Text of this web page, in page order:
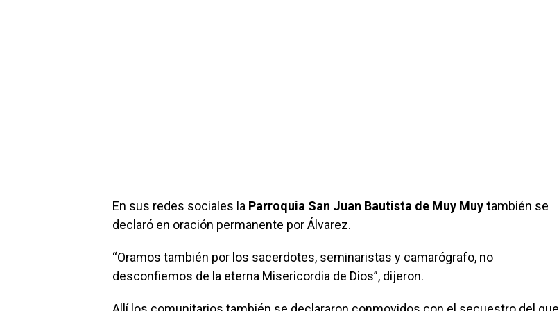
En sus redes sociales la Parroquia San Juan Bautista de Muy Muy también se
declaró en oración permanente por Álvarez.
“Oramos también por los sacerdotes, seminaristas y camarógrafo, no
desconfiemos de la eterna Misericordia de Dios”, dijeron.